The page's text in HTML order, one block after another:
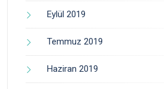
Eylül 2019
Temmuz 2019
Haziran 2019